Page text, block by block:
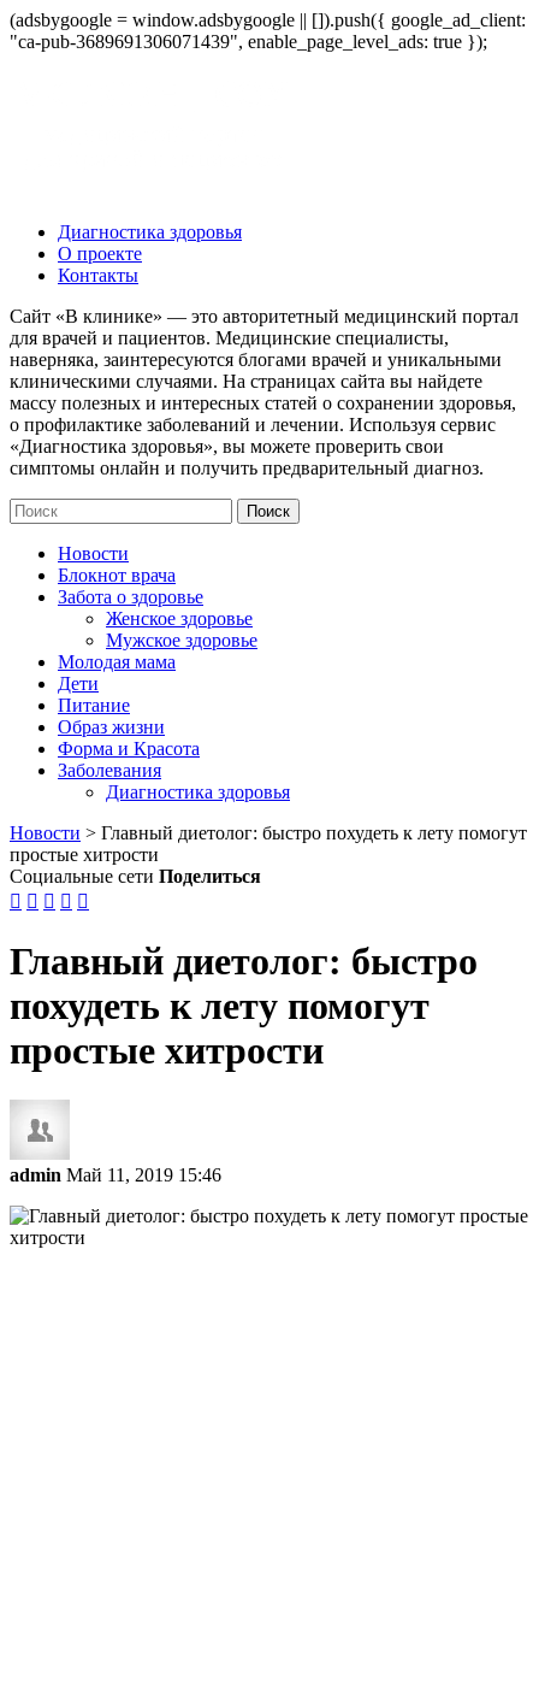
(adsbygoogle = window.adsbygoogle || []).push({ google_ad_client:
"ca-pub-3689691306071439", enable_page_level_ads: true });
Диагностика здоровья
О проекте
Контакты
Сайт «В клинике» — это авторитетный медицинский портал
для врачей и пациентов. Медицинские специалисты,
наверняка, заинтересуются блогами врачей и уникальными
клиническими случаями. На страницах сайта вы найдете
массу полезных и интересных статей о сохранении здоровья,
о профилактике заболеваний и лечении. Используя сервис
«Диагностика здоровья», вы можете проверить свои
симптомы онлайн и получить предварительный диагноз.
Новости
Блокнот врача
Забота о здоровье
Женское здоровье
Мужское здоровье
Молодая мама
Дети
Питание
Образ жизни
Форма и Красота
Заболевания
Диагностика здоровья
Новости > Главный диетолог: быстро похудеть к лету помогут
простые хитрости
Социальные сети Поделиться
    
Главный диетолог: быстро
похудеть к лету помогут
простые хитрости
admin Май 11, 2019 15:46